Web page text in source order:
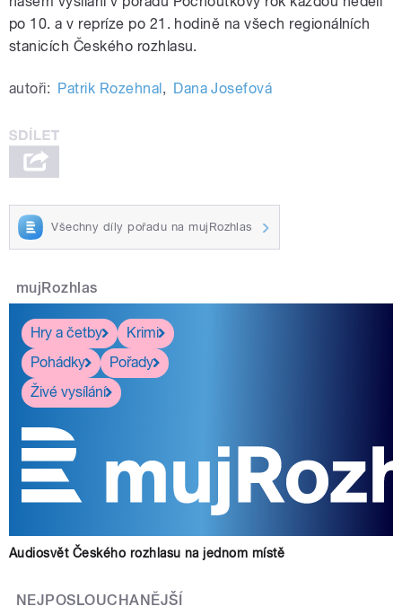
po 10. a v repríze po 21. hodině na všech regionálních
stanicích Českého rozhlasu.
autoři: Patrik Rozehnal, Dana Josefová
Všechny díly pořadu na mujRozhlas
mujRozhlas
Hry a četby
Krimi
Pohádky
Pořady
Živé vysílání
Audiosvět Českého rozhlasu na jednom místě
NEJPOSLOUCHANĚJŠÍ